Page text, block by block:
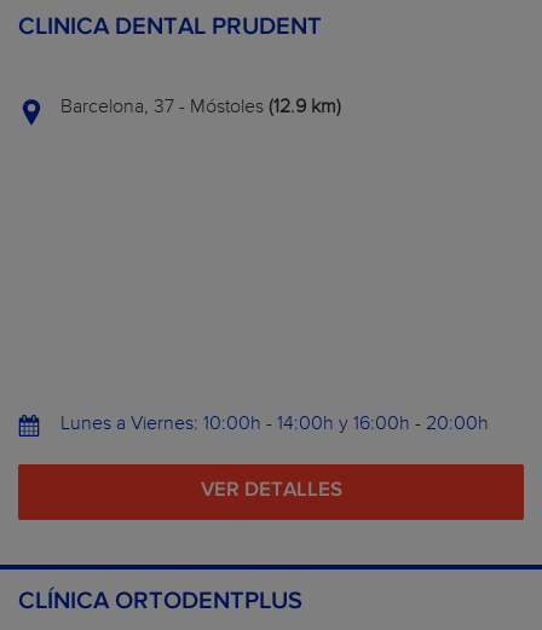
CLINICA DENTAL PRUDENT
Barcelona, 37 - Móstoles (12.9 km)
Lunes a Viernes: 10:00h - 14:00h y 16:00h - 20:00h
VER DETALLES
CLÍNICA ORTODENTPLUS